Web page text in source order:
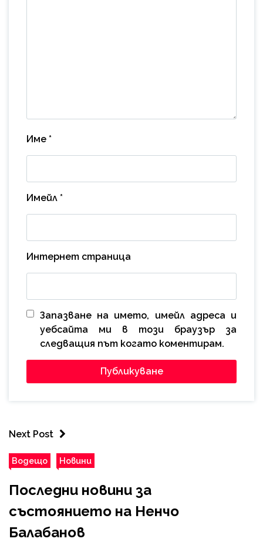
Име *
Имейл *
Интернет страница
Запазване на името, имейл адреса и
уебсайта ми в този браузър за
следващия път когато коментирам.
Next Post
Водещо Новини
Последни новини за
състоянието на Ненчо
Балабанов